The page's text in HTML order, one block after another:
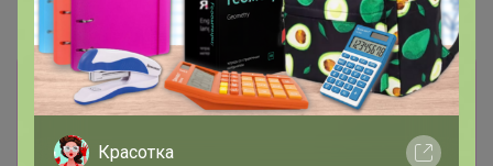
Информация о заказах доступна
лишь членам клуба
Показать
Красотка